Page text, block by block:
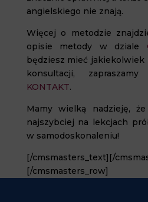
angielskiego nie znają.
Więcej o metodzie
opisie metody w dziale
będziesz mieć
konsultacji,
KONTAKT.
Mamy wielką nadzieję,
najszybciej na lekcjach
w samodoskonaleniu!
[/cmsmasters_text][/
[/cmsmasters_row]